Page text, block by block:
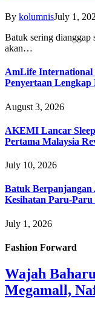
By kolumnisJuly 1,
Batuk sering dianggap
akan…
AmLife International
Penyertaan Lengkap
August 3, 2026
AKEMI Lancar
Pertama Malaysia
July 10, 2026
Batuk Berpanjangan
Kesihatan Paru-
July 1, 2026
Fashion Forward
Wajah
Megamall,